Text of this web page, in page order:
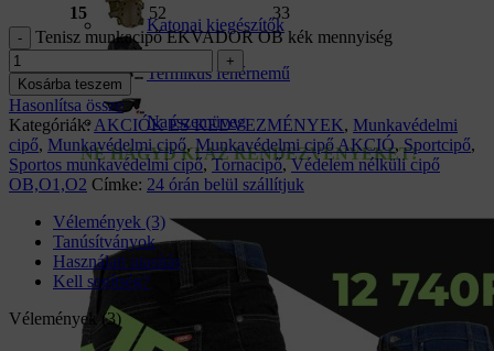
Katonai kiegészítők
Termikus fehérnemű
Napszemüveg
NE HAGYD KI AZ RENDEZVÉNYEKET!
15
52
33
Tenisz munkacipő EKVADOR OB kék mennyiség
Kosárba teszem
Hasonlítsa össze
Kategóriák: AKCIÓK ÉS KEDVEZMÉNYEK, Munkavédelmi
cipő, Munkavédelmi cipő, Munkavédelmi cipő AKCIÓ, Sportcipő,
Sportos munkavédelmi cipő, Tornacipő, Védelem nélküli cipő
OB,O1,O2 Címke: 24 órán belül szállítjuk
Vélemények (3)
Tanúsítványok
Használati utasítás
Kell segítség?
Vélemények (3)